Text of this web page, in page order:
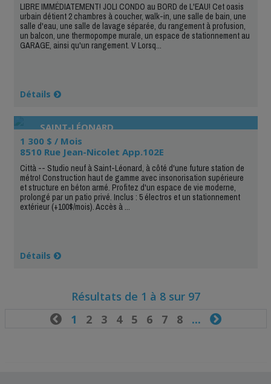
LIBRE IMMÉDIATEMENT! JOLI CONDO au BORD de L'EAU! Cet oasis
urbain détient 2 chambres à coucher, walk-in, une salle de bain, une
salle d'eau, une salle de lavage séparée, du rangement à profusion,
un balcon, une thermopompe murale, un espace de stationnement au
GARAGE, ainsi qu'un rangement. V Lorsq...
Détails
SAINT-LÉONARD
1 300 $ / Mois
8510 Rue Jean-Nicolet App.102E
Città -- Studio neuf à Saint-Léonard, à côté d'une future station de
métro! Construction haut de gamme avec insonorisation supérieure
et structure en béton armé. Profitez d'un espace de vie moderne,
prolongé par un patio privé. Inclus : 5 électros et un stationnement
extérieur (+100$/mois). Accès à ...
Détails
Résultats de 1 à 8 sur 97
1 2 3 4 5 6 7 8... 